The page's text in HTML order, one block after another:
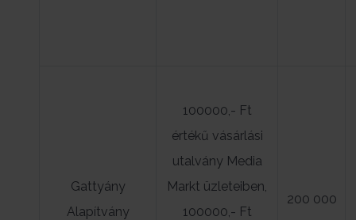
Gattyány
Alapítvány
100000,- Ft
értékű vásárlási
utalvány Media
Markt üzleteiben,
100000,- Ft
200 000